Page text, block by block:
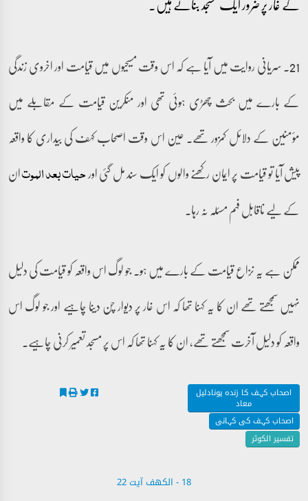
21۔ سریانی روایت میں آیا ہے کہ اس وقت مسیحیوں میں قیامت اور اخروی زندگی
کے بارے میں بحث چھڑی ہوئی تھی اور منکرین قیامت کے مقابلے میں
مؤمنین کے دلائل کمزور تھے۔ عین اس وقت اصحاب کہف کی بیداری کا واقعہ
پیش آیا تو قیامت پر ایمان رکھنے والوں کو ایک سند مل گئی اورحیات بعد الموتان
کے لیے ناقابل فہم مسئلہ نہ رہا۔
ممکن ہے یہ نزاع قیامت کے بارے میں ہو۔ جو لوگ اس واقعہ کو قیامت کی دلیل
نہیں سمجھتے تھے ان کا یہ کہنا تھا کہ اس غار پر دیوار چن دینا چاہیے اور جو لوگ اس
واقعہ کو دلیل آخرت سمجھتے تھے، ان کا یہ کہنا تھا کہ اس پر مسجد تعمیر کرنی چاہیے۔
اصحاب کہف کا زندہ ہونادلیل
معاد
اصحاب کہف کی کہانی
تفسیر الکوثر
18 - ‎الكهف آیت 22